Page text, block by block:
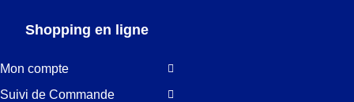
Shopping en ligne
Mon compte
Suivi de Commande